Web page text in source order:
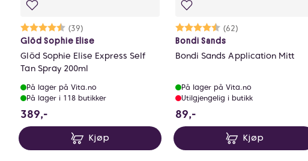
Karakter:
(39)
4.3 av 5 mulige
Glöd Sophie Elise
Glöd Sophie Elise Express Self
Tan Spray 200ml
På lager på Vita.no
På lager i 118 butikker
389,-
Kjøp
Karakter:
(62)
4.7 av 5 mulige
Bondi Sands
Bondi Sands Application Mitt
På lager på Vita.no
Utilgjengelig i butikk
89,-89 NOK
Kjøp